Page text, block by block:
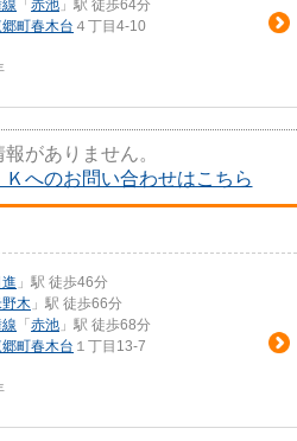
「 赤池 」駅 徒歩64分
町春木台 ４丁目4-10
がありません。
へのお問い合わせはこちら
進 」駅 徒歩46分
木 」駅 徒歩66分
「 赤池 」駅 徒歩68分
町春木台 １丁目13-7